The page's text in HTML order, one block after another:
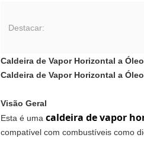
Destacar:
Caldeira de Vapor Horizontal a
Caldeira de Vapor Horizontal a
Visão Geral
Esta é uma caldeira de vapor
compatível com combustíveis como